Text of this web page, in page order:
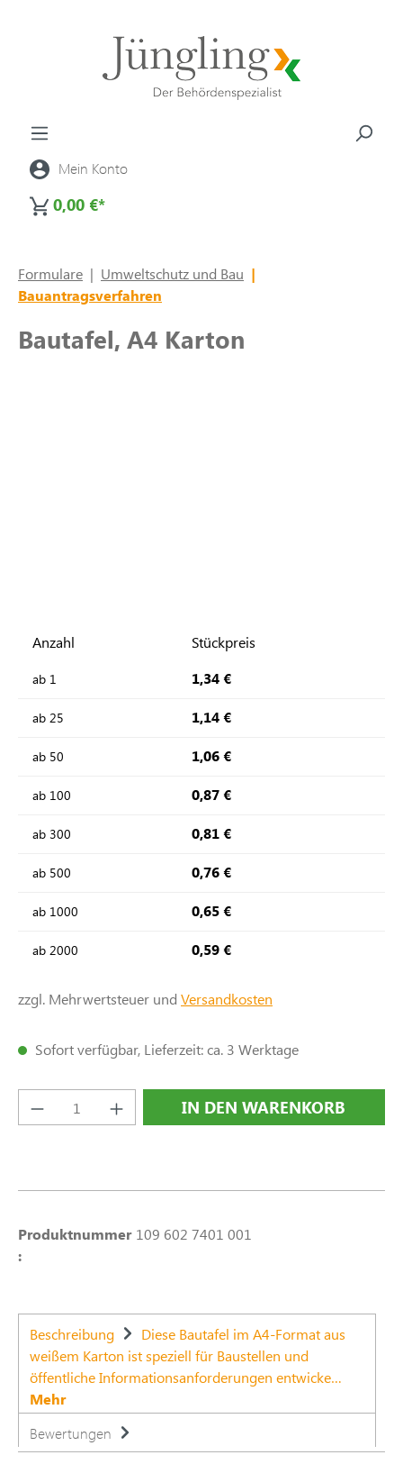
Mein Konto
0,00 €*
Formulare | Umweltschutz und Bau |
Bauantragsverfahren
Bautafel, A4 Karton
Anzahl Stückpreis
ab 1 1,34 €
ab 25 1,14 €
ab 50 1,06 €
ab 100 0,87 €
ab 300 0,81 €
ab 500 0,76 €
ab 1000 0,65 €
ab 2000 0,59 €
zzgl. Mehrwertsteuer und Versandkosten
Sofort verfügbar, Lieferzeit: ca. 3 Werktage
Produkt Anzahl: Gib den gewünschten
IN DEN WARENKORB
Produktnummer
:
109 602 7401 001
Beschreibung
Diese Bautafel im A4-Format aus
weißem Karton ist speziell für Baustellen und
öffentliche Informationsanforderungen entwicke…
Mehr
Bewertungen